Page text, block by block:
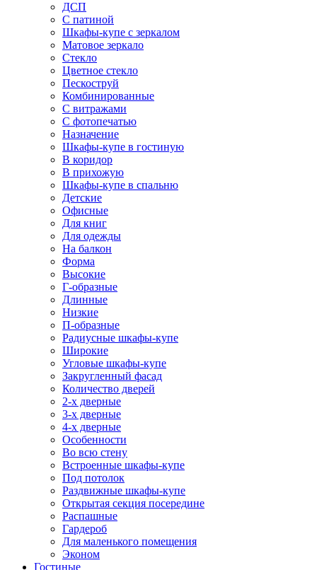
ДСП
С патиной
Шкафы-купе с зеркалом
Матовое зеркало
Стекло
Цветное стекло
Пескоструй
Комбинированные
С витражами
С фотопечатью
Назначение
Шкафы-купе в гостиную
В коридор
В прихожую
Шкафы-купе в спальню
Детские
Офисные
Для книг
Для одежды
На балкон
Форма
Высокие
Г-образные
Длинные
Низкие
П-образные
Радиусные шкафы-купе
Широкие
Угловые шкафы-купе
Закругленный фасад
Количество дверей
2-х дверные
3-х дверные
4-х дверные
Особенности
Во всю стену
Встроенные шкафы-купе
Под потолок
Раздвижные шкафы-купе
Открытая секция посередине
Распашные
Гардероб
Для маленького помещения
Эконом
Гостиные